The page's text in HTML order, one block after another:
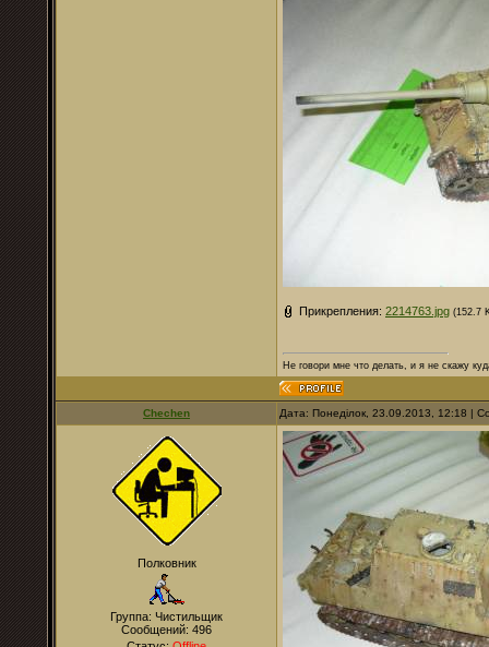
Прикрепления: 2214763.jpg (152.7
Не говори мне что делать, и я не скажу
Chechen Дата: Понеділок, 23.09.2013, 12:18 |
Полковник
Группа: Чистильщик
Сообщений: 496